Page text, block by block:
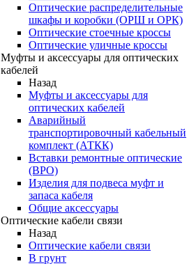
Оптические распределительные
шкафы и коробки (ОРШ и ОРК)
Оптические стоечные кроссы
Оптические уличные кроссы
Муфты и аксессуары для оптических
кабелей
Назад
Муфты и аксессуары для
оптических кабелей
Аварийный
транспортировочный кабельный
комплект (АТКК)
Вставки ремонтные оптические
(ВРО)
Изделия для подвеса муфт и
запаса кабеля
Общие аксессуары
Оптические кабели связи
Назад
Оптические кабели связи
В грунт